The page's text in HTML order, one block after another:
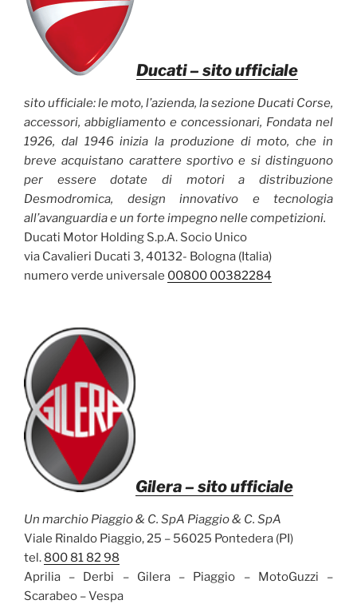
Ducati– sito ufficiale
sito ufficiale: le moto, l’azienda, la sezione Ducati Corse,
accessori, abbigliamento e concessionari, Fondata nel
1926, dal 1946 inizia la produzione di moto, che in
breve acquistano carattere sportivo e si distinguono
per essere dotate di motori a distribuzione
Desmodromica, design innovativo e tecnologia
all’avanguardia e un forte impegno nelle competizioni.
Ducati Motor Holding S.p.A. Socio Unico
via Cavalieri Ducati 3, 40132- Bologna (Italia)
numero verde universale 00800 00382284
Gilera– sito ufficiale
Un marchio Piaggio & C. SpA Piaggio & C. SpA
Viale Rinaldo Piaggio, 25 – 56025 Pontedera (PI)
tel. 800 81 82 98
Aprilia – Derbi – Gilera – Piaggio – MotoGuzzi –
Scarabeo – Vespa